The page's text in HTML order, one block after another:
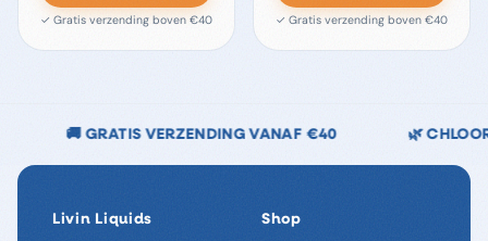
✓ Gratis verzending boven €40 ✓ Gratis verzending boven €40
🇳🇱 NEDERLANDS MERK 🔒 VEILIG BETALEN — IDEAL
Livin Liquids Shop